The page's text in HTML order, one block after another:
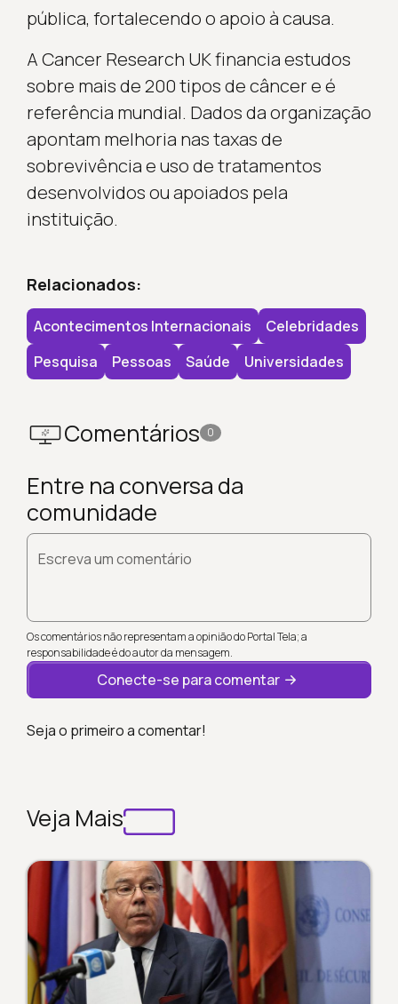
pública, fortalecendo o apoio à causa.
A Cancer Research UK financia estudos
sobre mais de 200 tipos de câncer e é
referência mundial. Dados da organização
apontam melhoria nas taxas de
sobrevivência e uso de tratamentos
desenvolvidos ou apoiados pela
instituição.
Relacionados:
Acontecimentos Internacionais
Celebridades
Pesquisa
Pessoas Saúde Universidades
Comentários 0
Entre na conversa da
comunidade
Escreva um comentário
Os comentários não representam a opinião do Portal Tela; a
responsabilidade é do autor da mensagem.
Conecte-se para comentar
Seja o primeiro a comentar!
Veja Mais